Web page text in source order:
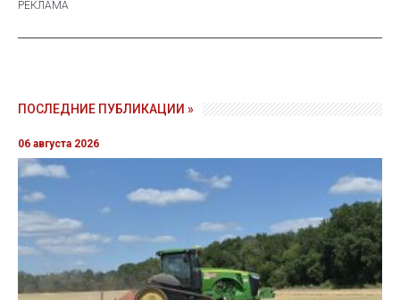
ПОСЛЕДНИЕ ПУБЛИКАЦИИ »
06 августа 2026